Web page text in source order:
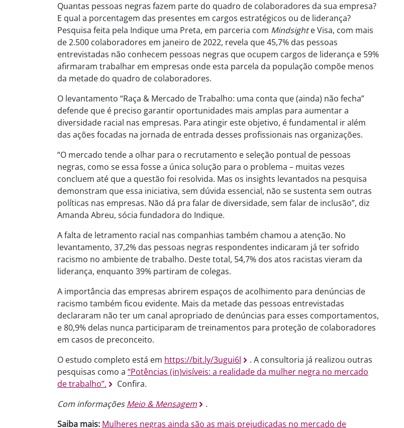
Quantas pessoas negras fazem parte do quadro de colaboradores da sua empresa?
E qual a porcentagem das presentes em cargos estratégicos ou de liderança?
Pesquisa feita pela Indique uma Preta, em parceria com Mindsighte Visa, com mais
de 2.500 colaboradores em janeiro de 2022, revela que 45,7% das pessoas
entrevistadas não conhecem pessoas negras que ocupem cargos de liderança e 59%
afirmaram trabalhar em empresas onde esta parcela da população compõe menos
da metade do quadro de colaboradores.
O levantamento “Raça & Mercado de Trabalho: uma conta que (ainda) não fecha”
defende que é preciso garantir oportunidades mais amplas para aumentar a
diversidade racial nas empresas. Para atingir este objetivo, é fundamental ir além
das ações focadas na jornada de entrada desses profissionais nas organizações.
“O mercado tende a olhar para o recrutamento e seleção pontual de pessoas
negras, como se essa fosse a única solução para o problema – muitas vezes
concluem até que a questão foi resolvida. Mas os insights levantados na pesquisa
demonstram que essa iniciativa, sem dúvida essencial, não se sustenta sem outras
políticas nas empresas. Não dá pra falar de diversidade, sem falar de inclusão”, diz
Amanda Abreu, sócia fundadora do Indique.
A falta de letramento racial nas companhias também chamou a atenção. No
levantamento, 37,2% das pessoas negras respondentes indicaram já ter sofrido
racismo no ambiente de trabalho. Deste total, 54,7% dos atos racistas vieram da
liderança, enquanto 39% partiram de colegas.
A importância das empresas abrirem espaços de acolhimento para denúncias de
racismo também ficou evidente. Mais da metade das pessoas entrevistadas
declararam não ter um canal apropriado de denúncias para esses comportamentos,
e 80,9% delas nunca participaram de treinamentos para proteção de colaboradores
em casos de preconceito.
O estudo completo está em https://bit.ly/3ugui6l
. A consultoria já realizou outras
pesquisas como a “Potências (in)visíveis: a realidade da mulher negra no mercado
de trabalho”.
Confira.
Com informaçõesMeio & Mensagem
.
Saiba mais: Mulheres negras ainda são as mais prejudicadas no mercado de